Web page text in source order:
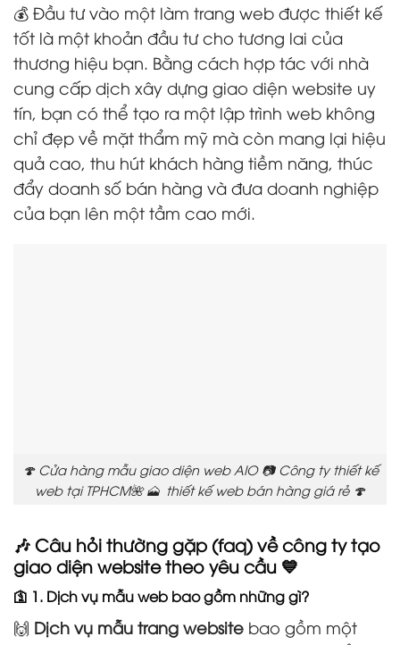
💰 Đầu tư vào một làm trang web được thiết kế
tốt là một khoản đầu tư cho tương lai của
thương hiệu bạn. Bằng cách hợp tác với nhà
cung cấp dịch xây dựng giao diện website uy
tín, bạn có thể tạo ra một lập trình web không
chỉ đẹp về mặt thẩm mỹ mà còn mang lại hiệu
quả cao, thu hút khách hàng tiềm năng, thúc
đẩy doanh số bán hàng và đưa doanh nghiệp
của bạn lên một tầm cao mới.
🍄 Cửa hàng mẫu giao diện web AIO 📷 Công ty thiết kế
web tại TPHCM🌺 🗻 thiết kế web bán hàng giá rẻ 🍄
🎶 Câu hỏi thường gặp (faq) về công ty tạo
giao diện website theo yêu cầu 💙
🛐 1. Dịch vụ mẫu web bao gồm những gì?
🙌 Dịch vụ mẫu trang website bao gồm một